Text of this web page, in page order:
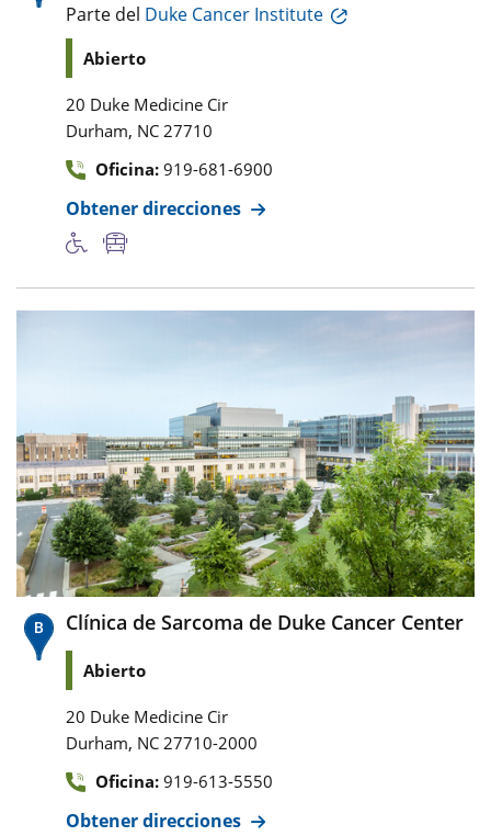
Parte del Duke Cancer Institute
Abierto
20 Duke Medicine Cir
Durham, NC 27710
Oficina: 919-681-6900
Obtener direcciones
Clínica de Sarcoma de Duke Cancer Center
Abierto
20 Duke Medicine Cir
Durham, NC 27710-2000
Oficina: 919-613-5550
Obtener direcciones